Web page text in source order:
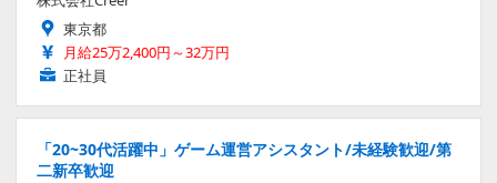
東京都
月給25万2,400円～32万円
正社員
「20~30代活躍中」ゲーム運営アシスタント/未経験歓迎/第
二新卒歓迎